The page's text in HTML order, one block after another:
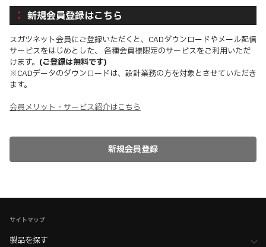
新規会員登録はこちら
スガツネット会員にご登録いただくと、CADダウンロードやメール配信
サービスをはじめとした、 各種会員様限定のサービスをご利用いただ
けます。 (ご登録は無料です)
※CADデータのダウンロードは、設計業務の方を対象とさせていただき
ます。
会員メリット・サービス紹介はこちら
サイトマップ
製品を探す